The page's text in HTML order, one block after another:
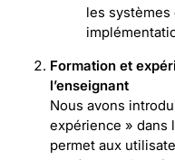
les systèmes
Formation et
l’enseignant
Nous avons
expérience » dans
permet aux